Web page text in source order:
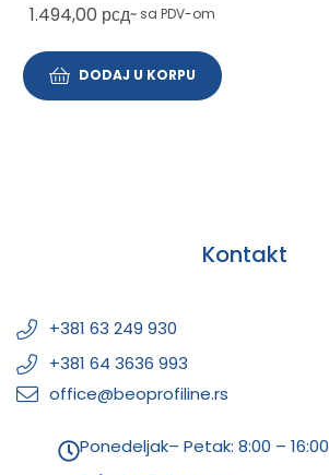
1.494,00 рсд~ sa PDV-om
DODAJ U KORPU
Kontakt
+381 63 249 930
+381 64 3636 993
office@beoprofiline.rs
Ponedeljak– Petak: 8:00 – 16:00